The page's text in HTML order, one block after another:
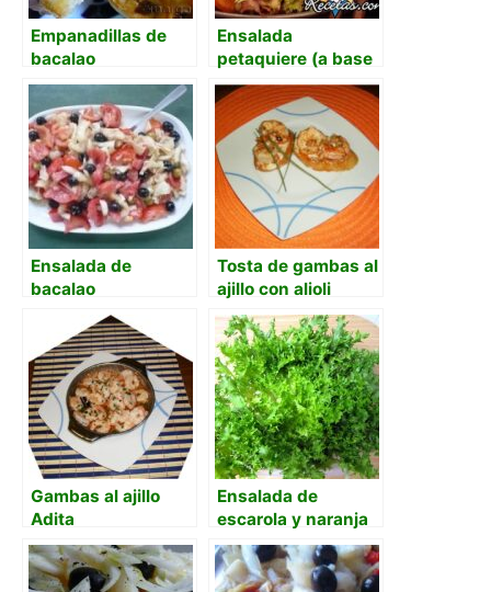
Empanadillas de
bacalao
Ensalada
petaquiere (a base
de bacalao)
Ensalada de
bacalao
Tosta de gambas al
ajillo con alioli
Gambas al ajillo
Adita
Ensalada de
escarola y naranja
con gulas y
gambas